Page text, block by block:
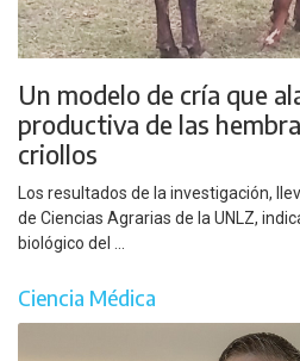
Un modelo de cría que
productiva de las
criollos
Los resultados de la investigación,
de Ciencias Agrarias de la UNLZ,
biológico del ...
Ciencia Médica